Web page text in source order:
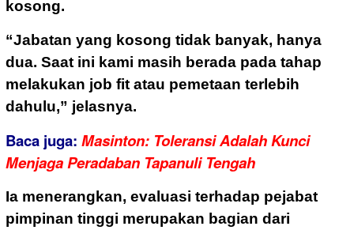
kosong.
“Jabatan yang kosong tidak banyak, hanya
dua. Saat ini kami masih berada pada tahap
melakukan job fit atau pemetaan terlebih
dahulu,” jelasnya.
Baca juga: Masinton: Toleransi Adalah Kunci
Menjaga Peradaban Tapanuli Tengah
Ia menerangkan, evaluasi terhadap pejabat
pimpinan tinggi merupakan bagian dari